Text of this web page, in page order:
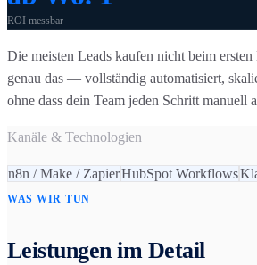
ROI messbar
Die meisten Leads kaufen nicht beim
genau das — vollständig automatisiert,
ohne dass dein Team jeden Schritt manuell
Kanäle & Technologien
n8n / Make / ZapierHubSpot Workflows
WAS WIR TUN
Leistungen im Detail